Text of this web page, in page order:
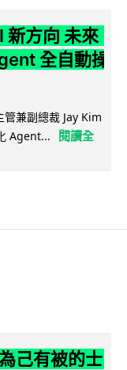
方向 未來
全自動操
兼副總裁 Jay Kim
Agent...
閱讀全
己有被的士